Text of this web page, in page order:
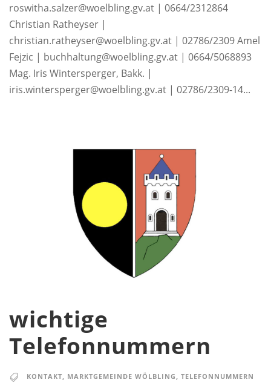
roswitha.salzer@woelbling.gv.at | 0664/2312864
Christian Ratheyser |
christian.ratheyser@woelbling.gv.at | 02786/2309 Amel
Fejzic | buchhaltung@woelbling.gv.at | 0664/5068893
Mag. Iris Wintersperger, Bakk. |
iris.wintersperger@woelbling.gv.at | 02786/2309-14...
wichtige
Telefonnummern
KONTAKT, MARKTGEMEINDE WÖLBLING , TELEFONNUMMERN